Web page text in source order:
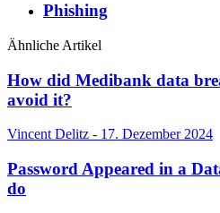
Phishing
Ähnliche Artikel
How did Medibank data
avoid it?
Vincent Delitz - 17. Dezember 2024
Password Appeared in a
do